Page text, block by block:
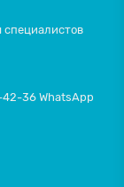
42-36 WhatsApp